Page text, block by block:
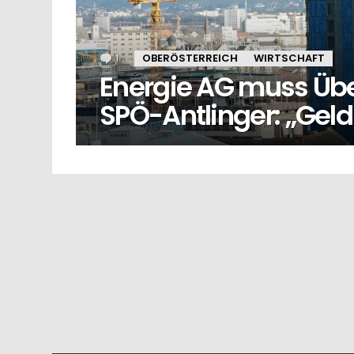
1 Kommentar
OBERÖSTERREICH WIRTSCHAFT
Energie AG muss
SPÖ-Antlinger: